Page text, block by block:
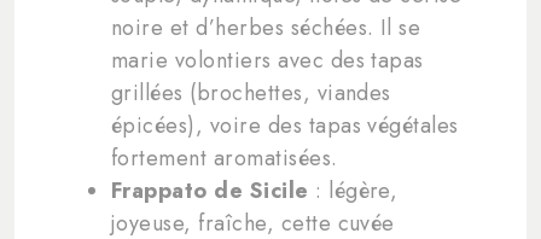
noire et d’herbes séchées. Il se
marie volontiers avec des tapas
grillées (brochettes, viandes
épicées), voire des tapas végétales
fortement aromatisées.
Frappato de Sicile : légère,
joyeuse, fraîche, cette cuvée